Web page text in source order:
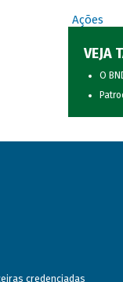
Ações
VEJA
O
credenciadas